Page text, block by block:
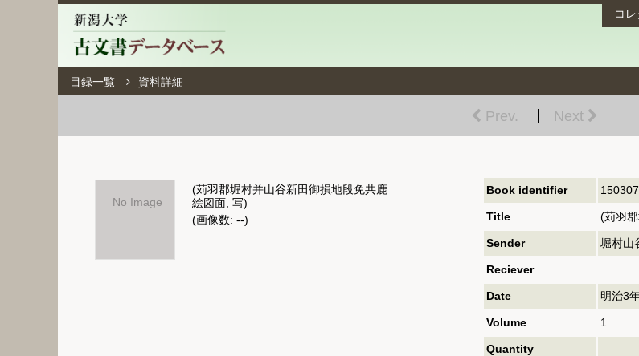
コ
目録一覧 資料詳細
Prev. Next
Book identifier
Title (苅羽
Sender 堀村山
Reciever
Date 明治3
Volume 1
Quantity
No Image
(苅羽郡堀村并山谷新田御損地段免共鹿
絵図面, 写)
(画像数: --)